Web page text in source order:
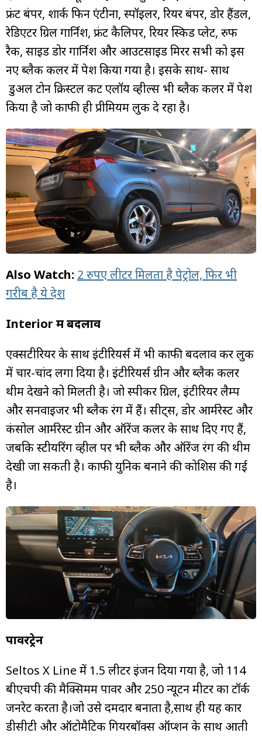
फ्रंट बंपर, शार्क फिन एंटीना, स्पॉइलर, रियर बंपर, डोर हैंडल,
रेडिएटर ग्रिल गार्निश, फ्रंट कैलिपर, रियर स्किड प्लेट, रुफ
रैक, साइड डोर गार्निश और आउटसाइड मिरर सभी को इस
नए ब्लैक कलर में पेश किया गया है। इसके साथ- साथ
डुअल टोन क्रिस्टल कट एलॉय व्हील्स भी ब्लैक कलर में पेश
किया है जो काफी ही प्रीमियम लुक दे रहा है।
Also Watch: 2 रुपए लीटर मिलता है पेट्रोल, फिर भी
गरीब है ये देश
Interior में बदलाव
एक्सटीरियर के साथ इंटीरियर्स में भी काफी बदलाव कर लुक
में चार-चांद लगा दिया है। इंटीरियर्स ग्रीन और ब्लैक कलर
थीम देखने को मिलती है। जो स्पीकर ग्रिल, इंटीरियर लैम्प
और सनवाइजर भी ब्लैक रंग में हैं। सीट्स, डोर आर्मरेस्ट और
कंसोल आर्मरेस्ट ग्रीन और ऑरेंज कलर के साथ दिए गए हैं,
जबकि स्टीयरिंग व्हील पर भी ब्लैक और ऑरेंज रंग की थीम
देखी जा सकती है। काफी युनिक बनाने की कोशिस की गई
है।
पावरट्रेन
Seltos X Line में 1.5 लीटर इंजन दिया गया है, जो 114
बीएचपी की मैक्सिमम पावर और 250 न्यूटन मीटर का टॉर्क
जनरेट करता है।जो उसे दमदार बनाता है,साथ ही यह कार
डीसीटी और ऑटोमैटिक गियरबॉक्स ऑप्शन के साथ आती